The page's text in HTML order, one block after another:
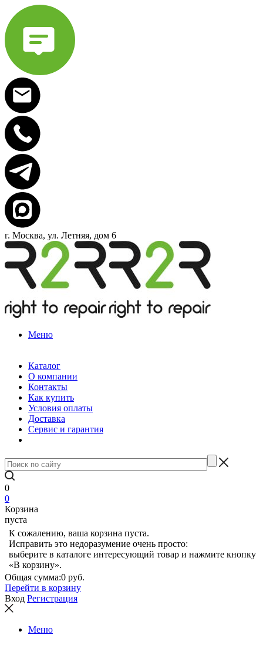
г. Москва, ул. Летняя, дом 6
Меню
Каталог
О компании
Контакты
Как купить
Условия оплаты
Доставка
Сервис и гарантия
0
0
Корзина
пуста
К сожалению, ваша корзина пуста.
Исправить это недоразумение очень просто:
выберите в каталоге интересующий товар и нажмите кнопку
«В корзину».
Общая сумма:0 руб.
Перейти в корзину
Вход Регистрация
Меню